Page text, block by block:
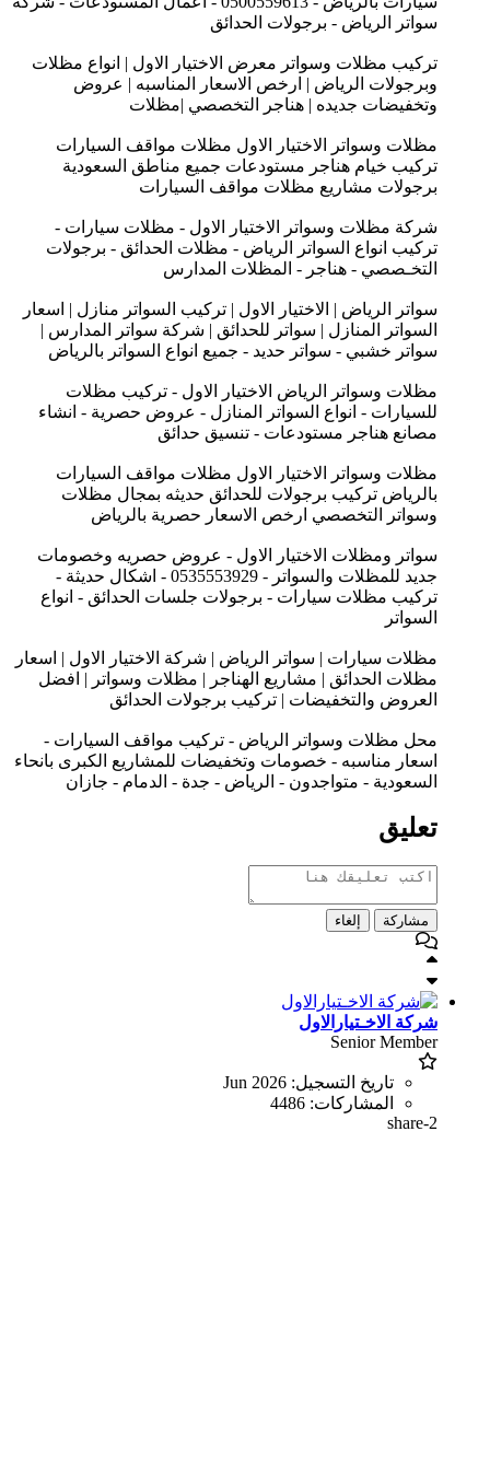
سواتر الرياض - برجولات الحدائق
تركيب مظلات وسواتر معرض الاختيار الاول | انواع مظلات
وبرجولات الرياض | ارخص الاسعار المناسبه | عروض
وتخفيضات جديده | هناجر التخصصي |مظلات
مظلات وسواتر الاختيار الاول مظلات مواقف السيارات
تركيب خيام هناجر مستودعات جميع مناطق السعودية
برجولات مشاريع مظلات مواقف السيارات
شركة مظلات وسواتر الاختيار الاول - مظلات سيارات -
تركيب انواع السواتر الرياض - مظلات الحدائق - برجولات
التخـصصي - هناجر - المظلات المدارس
سواتر الرياض | الاختيار الاول | تركيب السواتر منازل | اسعار
السواتر المنازل | سواتر للحدائق | شركة سواتر المدارس |
سواتر خشبي - سواتر حديد - جميع انواع السواتر بالرياض
مظلات وسواتر الرياض الاختيار الاول - تركيب مظلات
للسيارات - انواع السواتر المنازل - عروض حصرية - انشاء
مصانع هناجر مستودعات - تنسيق حدائق
مظلات وسواتر الاختيار الاول مظلات مواقف السيارات
بالرياض تركيب برجولات للحدائق حديثه بمجال مظلات
وسواتر التخصصي ارخص الاسعار حصرية بالرياض
سواتر ومظلات الاختيار الاول - عروض حصريه وخصومات
جديد للمظلات والسواتر - 0535553929 - اشكال حديثة -
تركيب مظلات سيارات - برجولات جلسات الحدائق - انواع
السواتر
مظلات سيارات | سواتر الرياض | شركة الاختيار الاول | اسعار
مظلات الحدائق | مشاريع الهناجر | مظلات وسواتر | افضل
العروض والتخفيضات | تركيب برجولات الحدائق
محل مظلات وسواتر الرياض - تركيب مواقف السيارات -
اسعار مناسبه - خصومات وتخفيضات للمشاريع الكبرى بانحاء
السعودية - متواجدون - الرياض - جدة - الدمام - جازان
تعليق
مشاركة إلغاء
شركة الاخـتيارالاول
Senior Member
تاريخ التسجيل: Jun 2026
المشاركات: 4486
share-2